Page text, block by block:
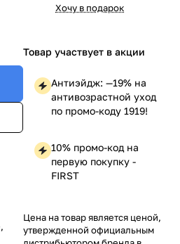
Хочу в подарок
Товар участвует в акции
Антиэйдж: —19% на
антивозрастной уход
по промо-коду 1919!
10% промо-код на
первую покупку -
FIRST
Цена на товар является ценой,
утвержденной официальным